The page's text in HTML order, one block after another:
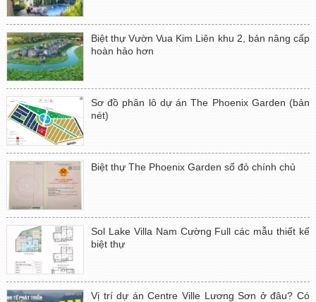
Biệt thự Vườn Vua Kim Liên khu 2, bản nâng cấp
hoàn hảo hơn
Sơ đồ phân lô dự án The Phoenix Garden (bản
nét)
Biệt thự The Phoenix Garden sổ đỏ chính chủ
Sol Lake Villa Nam Cường Full các mẫu thiết kế
biệt thự
Vị trí dự án Centre Ville Lương Sơn ở đâu? Có